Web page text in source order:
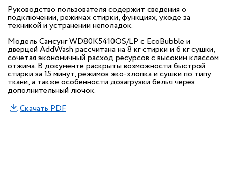
Руководство пользователя содержит сведения о
подключении, режимах стирки, функциях, уходе за
техникой и устранении неполадок.
Модель Самсунг WD80K5410OS/LP c EcoBubble и
дверцей AddWash рассчитана на 8 кг стирки и 6 кг сушки,
сочетая экономичный расход ресурсов с высоким классом
отжима. В документе раскрыты возможности быстрой
стирки за 15 минут, режимов эко-хлопка и сушки по типу
ткани, а также особенности дозагрузки белья через
дополнительный лючок.
Скачать PDF